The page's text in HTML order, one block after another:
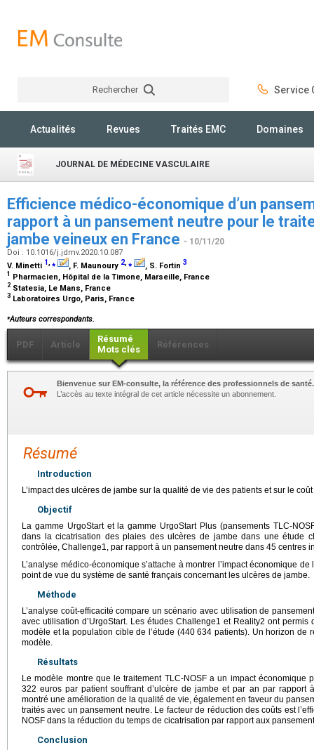
Rechercher Service
Actualités Revues Traités EMC Domaines
JOURNAL DE MÉDECINE VASCULAIRE
Efficience médico-économique d’un
rapport à un pansement neutre pour le
jambe veineux en France - 10/11/20
Doi : 10.1016/j.jdmv.2020.10.087
V. Minetti 1,⁎ , F. Maunoury 2,⁎ , S. Fortin 3
1 Pharmacien, Hôpital de la Timone, Marseille, France
2 Statesia, Le Mans, France
3 Laboratoires Urgo, Paris, France
⁎Auteurs correspondants.
PDF Article
Résumé
Mots clés
Références
Bienvenue sur EM-consulte, la référence des professionnels de santé.
L’accès au texte intégral de cet article nécessite un abonnement.
Résumé
Introduction
L’impact des ulcères de jambe sur la qualité de vie des patients et sur le
Objectif
La gamme UrgoStart et la gamme UrgoStart Plus (pansements TLC-
dans la cicatrisation des plaies des ulcères de jambe dans une étude
contrôlée, Challenge1, par rapport à un pansement neutre dans 45 centres
L’analyse médico-économique s’attache à montrer l’impact économique
point de vue du système de santé français concernant les ulcères de jambe.
Méthode
L’analyse coût-efficacité compare un scénario avec utilisation de
avec utilisation d’UrgoStart. Les études Challenge1 et Reality2 ont permis
modèle et la population cible de l’étude (440 634 patients). Un horizon de
modèle.
Résultats
Le modèle montre que le traitement TLC-NOSF a un impact économique
322 euros par patient souffrant d’ulcère de jambe et par an par rapport
montré une amélioration de la qualité de vie, également en faveur du
traités avec un pansement neutre. Le facteur de réduction des coûts est
NOSF dans la réduction du temps de cicatrisation par rapport aux
Conclusion